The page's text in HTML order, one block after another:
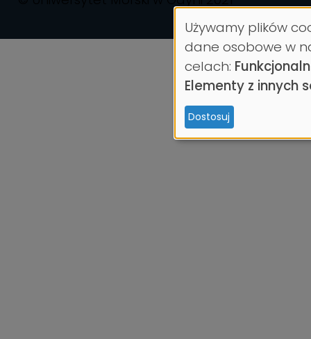
danych
osobowych
i
ciasteczek
Używamy plików
dane osobowe w
celach:
Elementy z innych
Dostosuj